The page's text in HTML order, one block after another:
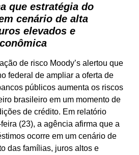
que estratégia do
cenário de alta
elevados e
de risco Moody’s alertou que
federal de ampliar a oferta de
públicos aumenta os riscos
brasileiro em um momento de
de crédito. Em relatório
(23), a agência afirma que a
ocorre em um cenário de
das famílias, juros altos e